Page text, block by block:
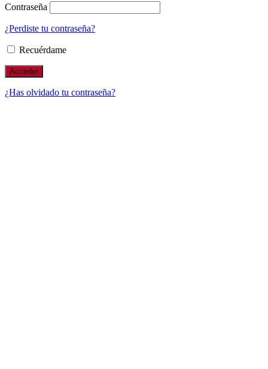
Contraseña
¿Perdiste tu contraseña?
Recuérdame
¿Has olvidado tu contraseña?